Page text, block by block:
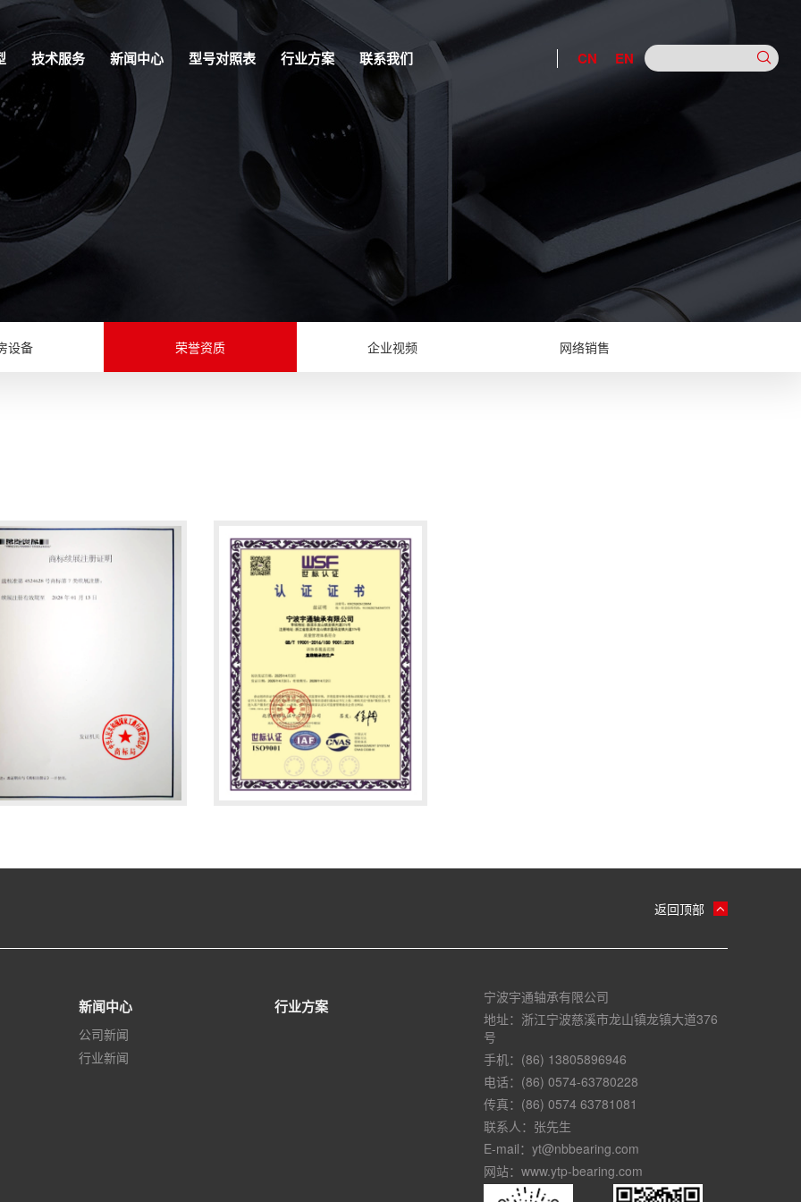
技术服务 新闻中心 型号对照表 行业方案 联系我们 CN EN
设备 荣誉资质 企业视频 网络销售
返回顶部
新闻中心
公司新闻
行业新闻
行业方案
宁波宇通轴承有限公司
地址：浙江宁波慈溪市龙山镇龙镇大道376
号
手机：(86) 13805896946
电话：(86) 0574-63780228
传真：(86) 0574 63781081
联系人：张先生
E-mail：yt@nbbearing.com
网站：www.ytp-bearing.com